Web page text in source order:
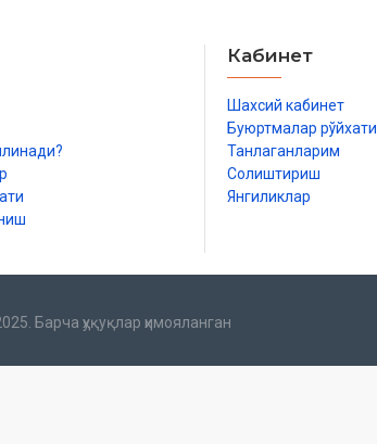
Кабинет
Шахсий кабинет
Буюртмалар рўйхати
Танлаганларим
Солиштириш
Янгиликлар
Барча ҳуқуқлар ҳимояланган